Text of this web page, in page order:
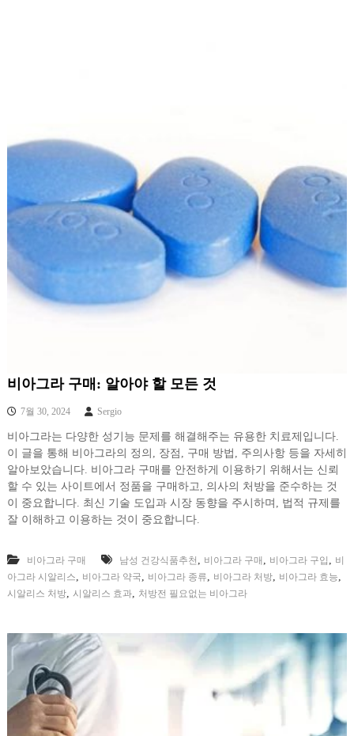
비아그라 구매: 알아야 할 모든 것
7월 30, 2024 Sergio
비아그라는 다양한 성기능 문제를 해결해주는 유용한 치료제입니다.
이 글을 통해 비아그라의 정의, 장점, 구매 방법, 주의사항 등을 자세히
알아보았습니다. 비아그라 구매를 안전하게 이용하기 위해서는 신뢰
할 수 있는 사이트에서 정품을 구매하고, 의사의 처방을 준수하는 것
이 중요합니다. 최신 기술 도입과 시장 동향을 주시하며, 법적 규제를
잘 이해하고 이용하는 것이 중요합니다.
비아그라 구매 남성 건강식품추천 비아그라 구매 비아그라 구입
비
아그라 시알리스
비아그라 약국 비아그라 종류 비아그라 처방, 비아그라 효능
시알리스 처방, 시알리스 효과, 처방전 필요없는 비아그라